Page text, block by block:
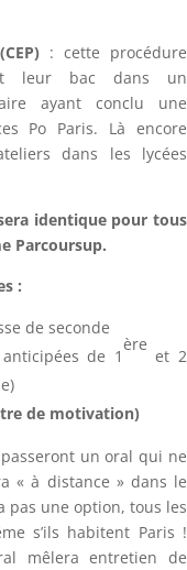
: cette procédure
leur bac dans un
ayant conclu une
Po Paris. Là encore
dans les lycées
identique pour tous
Parcoursup.
:
de seconde
de 1
ère
et 2
de motivation)
un oral qui ne
« à distance » dans le
pas une option, tous les
s’ils habitent Paris !
mêlera entretien de